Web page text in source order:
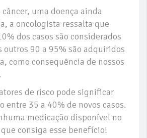
câncer, uma doença ainda
a oncologista ressalta que
dos casos são considerados
outros 90 a 95% são adquiridos
como consequência de nossos
de risco pode significar
entre 35 a 40% de novos casos.
medicação disponível no
consiga esse benefício!